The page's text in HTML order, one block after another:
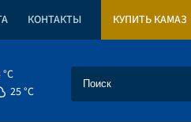
КОНТАКТЫ КУПИТЬ КАМАЗ
25 °C